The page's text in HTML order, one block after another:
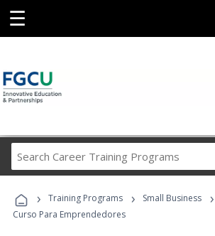
☰
Career
Programs
› Training Programs › Small Business ›
Curso Para Emprendedores